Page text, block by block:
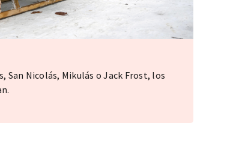
Nicolás, Mikulás o Jack Frost, los